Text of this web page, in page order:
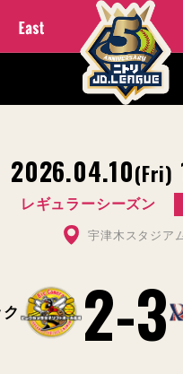
2026.04.10(Fri)
レギュラーシーズン
宇津木スタジア
2-3